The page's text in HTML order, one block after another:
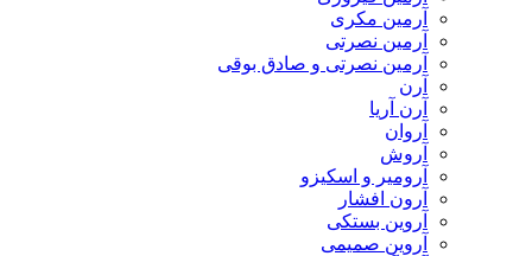
آرمین مکری
آرمین نصرتی
آرمین نصرتی و صادق بوقی
آرن
آرن آریا
آروان
آروش
آرومیر و اسکیزو
آرون افشار
آروین بستکی
آروین صمیمی